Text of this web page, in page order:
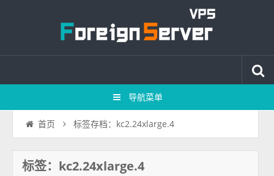
导航菜单
首页 标签存档：kc2.24xlarge.4
标签：kc2.24xlarge.4